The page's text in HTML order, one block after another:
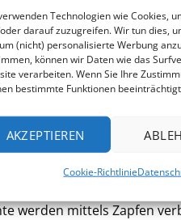
Technologien wie Cookies,
darauf zuzugreifen. Wir tun dies,
(nicht) personalisierte Werbung
können wir Daten wie das
verarbeiten. Wenn Sie Ihre
bestimmte Funktionen
AKZEPTIEREN
Cookie-Richtlinie
und 0,6 mm bei 120
Für die einfache
freistehend aufgestellt
Die Farbe haben
bei der Farbe weiß ist die
werden mittels Zapfen